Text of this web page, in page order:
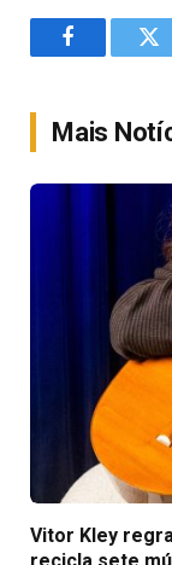
Facebook
Mais
Vitor Kley